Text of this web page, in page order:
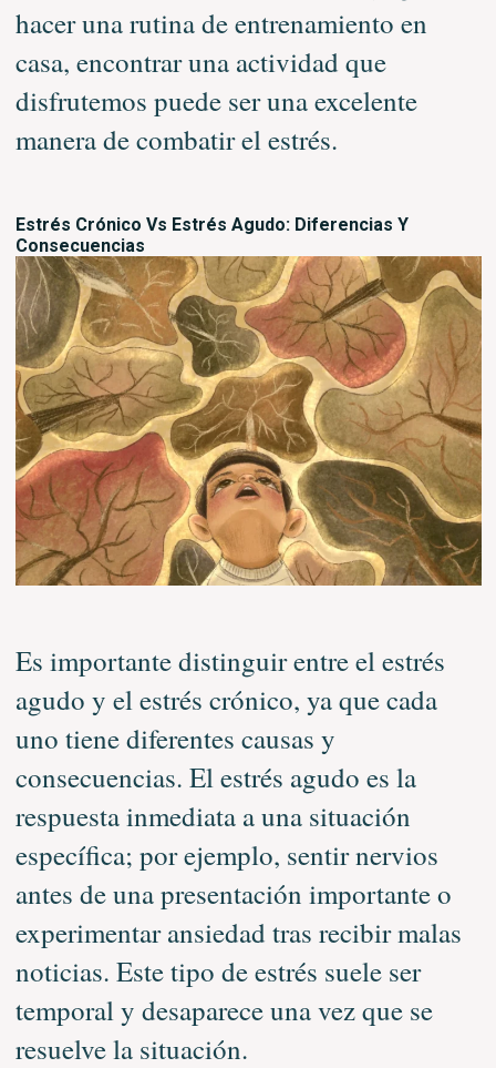
hacer una rutina de entrenamiento en
casa, encontrar una actividad que
disfrutemos puede ser una excelente
manera de combatir el estrés.
Estrés Crónico Vs Estrés Agudo: Diferencias Y
Consecuencias
Es importante distinguir entre el estrés
agudo y el estrés crónico, ya que cada
uno tiene diferentes causas y
consecuencias. El estrés agudo es la
respuesta inmediata a una situación
específica; por ejemplo, sentir nervios
antes de una presentación importante o
experimentar ansiedad tras recibir malas
noticias. Este tipo de estrés suele ser
temporal y desaparece una vez que se
resuelve la situación.